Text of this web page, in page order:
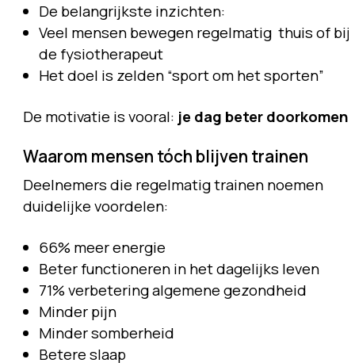
De belangrijkste inzichten:
Veel mensen bewegen regelmatig thuis of bij
de fysiotherapeut
Het doel is zelden “sport om het sporten”
De motivatie is vooral: je dag beter doorkomen
Waarom mensen tóch blijven trainen
Deelnemers die regelmatig trainen noemen
duidelijke voordelen:
66% meer energie
Beter functioneren in het dagelijks leven
71% verbetering algemene gezondheid
Minder pijn
Minder somberheid
Betere slaap